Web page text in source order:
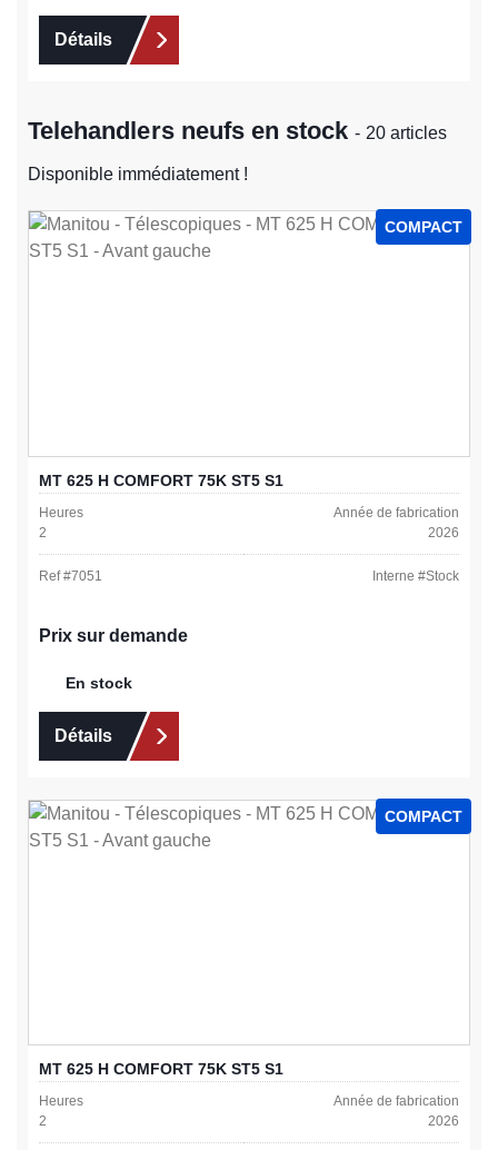
Détails
Telehandlers neufs en stock- 20 articles
Disponible immédiatement !
COMPACT
MT 625 H COMFORT 75K ST5 S1
Heures
2
Année de fabrication
2026
Ref #7051 Interne #Stock
Prix sur demande
En stock
Détails
COMPACT
MT 625 H COMFORT 75K ST5 S1
Heures
2
Année de fabrication
2026